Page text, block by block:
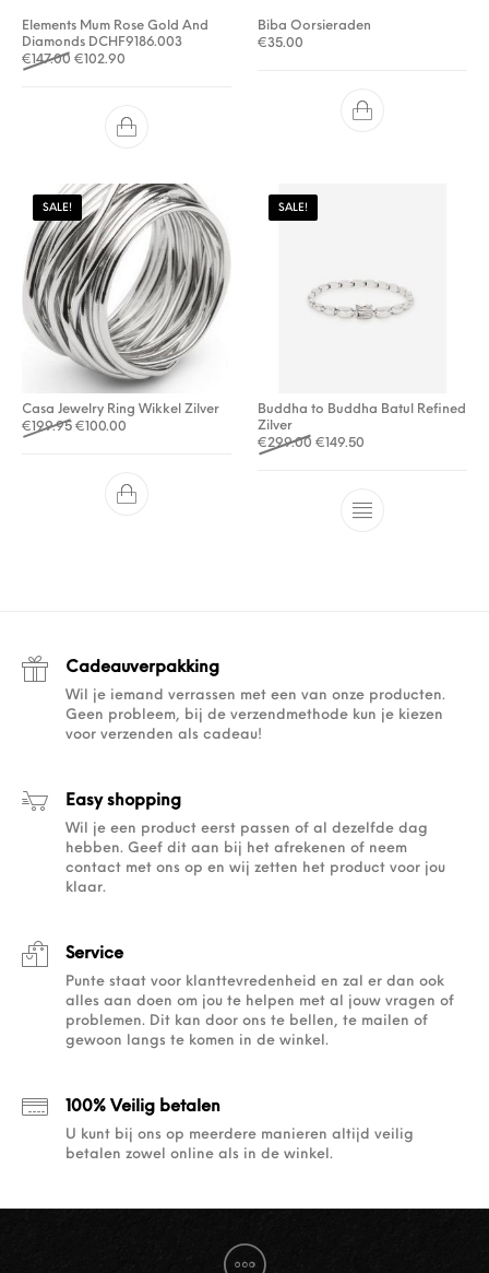
Elements Mum Rose Gold And
Diamonds DCHF9186.003
€147.00 Oorspronkelijke prijs was: €147.00.
€102.90
Biba Oorsieraden
€35.00
SALE!
Casa Jewelry Ring Wikkel Zilver
€199.95 Oorspronkelijke prijs was: €199.95.
€100.00 Huidige prijs is: €100.00.
SALE!
Buddha to Buddha Batul Refined
Zilver
€299.00 Oorspronkelijke prijs was:
€149.50
Cadeauverpakking
Wil je iemand verrassen met een van onze producten.
Geen probleem, bij de verzendmethode kun je kiezen
voor verzenden als cadeau!
Easy shopping
Wil je een product eerst passen of al dezelfde dag
hebben. Geef dit aan bij het afrekenen of neem
contact met ons op en wij zetten het product voor jou
klaar.
Service
Punte staat voor klanttevredenheid en zal er dan ook
alles aan doen om jou te helpen met al jouw vragen of
problemen. Dit kan door ons te bellen, te mailen of
gewoon langs te komen in de winkel.
100% Veilig betalen
U kunt bij ons op meerdere manieren altijd veilig
betalen zowel online als in de winkel.